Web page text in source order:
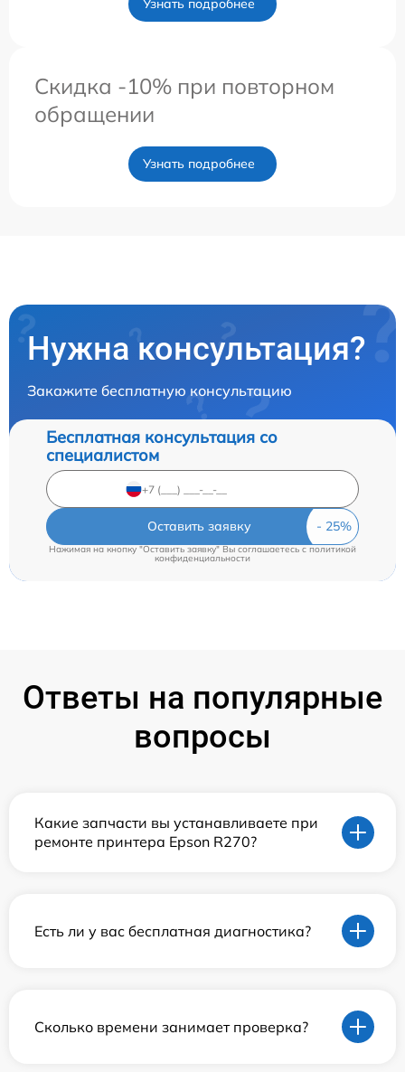
Узнать подробнее
Скидка -10% при повторном
обращении
Узнать подробнее
Нужна консультация?
Закажите бесплатную консультацию
Бесплатная консультация со
специалистом
Оставить заявку
Нажимая на кнопку "Оставить заявку" Вы соглашаетесь c политикой
конфиденциальности
Ответы на популярные
вопросы
Какие запчасти вы устанавливаете при
ремонте принтера Epson R270?
Есть ли у вас бесплатная диагностика?
Сколько времени занимает проверка?